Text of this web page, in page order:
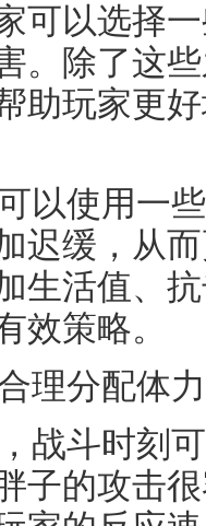
可以选择
。除了这
助玩家更
以使用一
迟缓，从
生活值、
效策略。
理分配体力
战斗时刻
子的攻击